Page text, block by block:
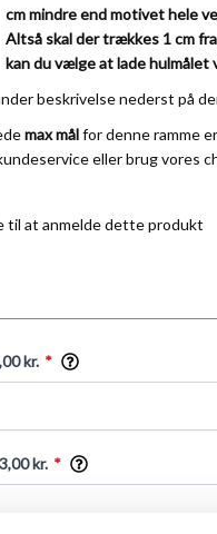
cm mindre end motivet hele
Altså skal der trækkes 1 cm
kan du vælge at lade hulmålet
beskrivelse nederst på
max målfor denne ramme er
eller brug vores
til at anmelde dette produkt
kr.
kr.